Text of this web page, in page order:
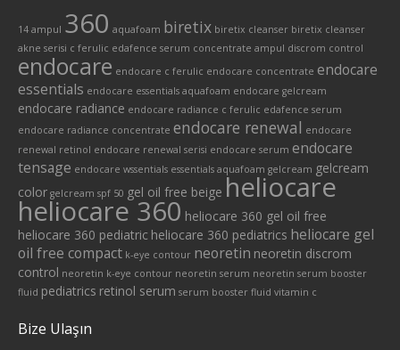
14 ampul 360 aquafoam biretix biretix cleanser biretix cleanser
akne serisi c ferulic edafence serum concentrate ampul discrom control
endocare endocare c ferulic endocare concentrate endocare
essentials endocare essentials aquafoam endocare gelcream
endocare radiance endocare radiance c ferulic edafence serum
endocare radiance concentrate endocare renewal endocare
renewal retinol endocare renewal serisi endocare serum endocare
tensage endocare wssentials essentials aquafoam gelcream gelcream
color gelcream spf 50 gel oil free beige heliocare
heliocare 360 heliocare 360 gel oil free
heliocare 360 pediatric heliocare 360 pediatrics heliocare gel
oil free compact k-eye contour neoretin neoretin discrom
control neoretin k-eye contour neoretin serum neoretin serum booster
fluid pediatrics retinol serum serum booster fluid vitamin c
Bize Ulaşın